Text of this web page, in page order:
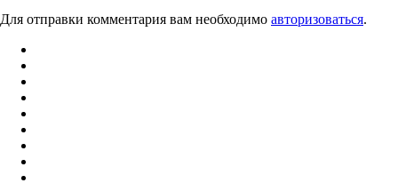
Для отправки комментария вам необходимо авторизоваться.